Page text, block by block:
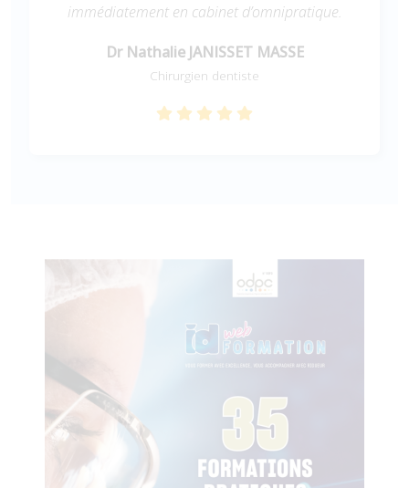
immédiatement en cabinet d’omnipratique.
Dr Nathalie JANISSET MASSE
Chirurgien dentiste